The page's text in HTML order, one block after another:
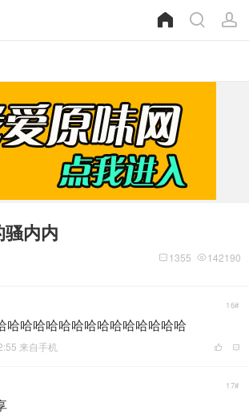
内内
142190
1355
16#
哈哈哈哈哈哈哈哈哈哈哈哈哈哈
来自手机
17#